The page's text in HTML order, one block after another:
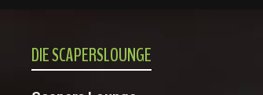
DIE SCAPERSLOUNGE